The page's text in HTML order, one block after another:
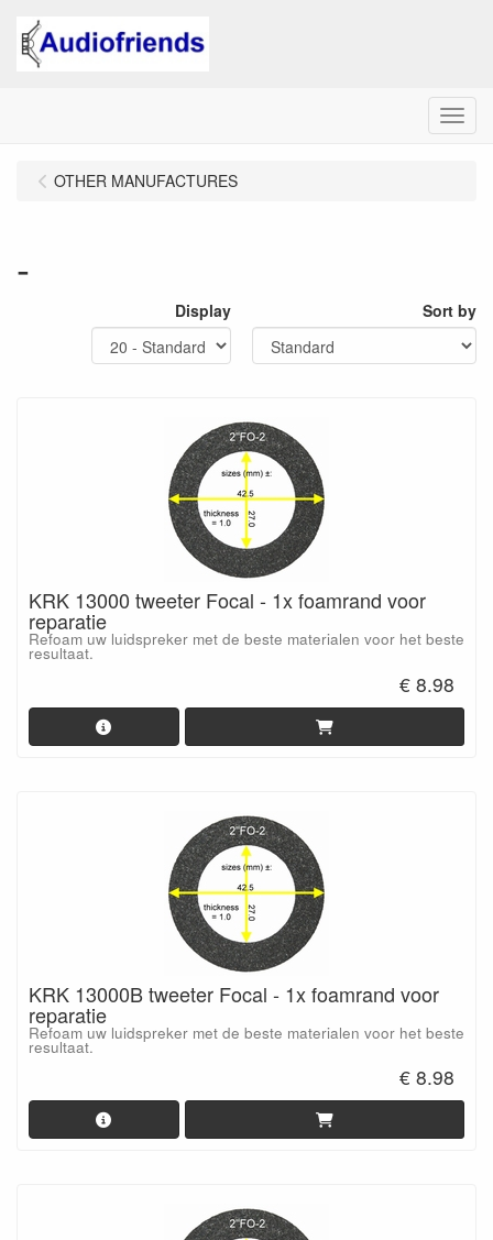
Menu
OTHER MANUFACTURES
-
Display Sort by
KRK 13000 tweeter Focal - 1x foamrand voor
reparatie
Refoam uw luidspreker met de beste materialen voor het beste
resultaat.
€ 8.98
KRK 13000B tweeter Focal - 1x foamrand voor
reparatie
Refoam uw luidspreker met de beste materialen voor het beste
resultaat.
€ 8.98